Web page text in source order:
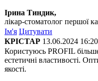
Ірина Тиндик,
лікар-стоматолог першої
Ім'я Цитувати
КРІСТАР 13.06.2024
Користуюсь PROFIL
естетичні властивості.
якості.